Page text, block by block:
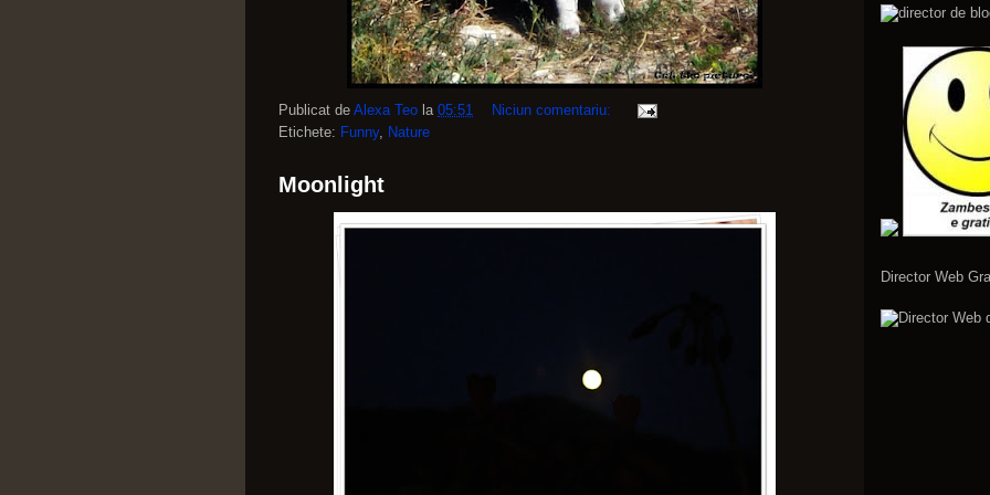
Publicat de Alexa Teo la 05:51
Niciun comentariu:
Etichete: Funny, Nature
Moonlight
Director Web